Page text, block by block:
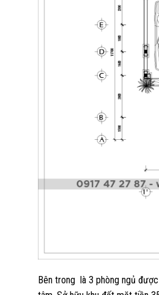
Bên trong là 3 phòng ngủ